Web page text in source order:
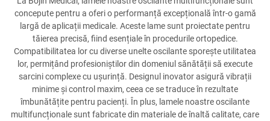
concepute pentru a oferi o performanță excepțională într-o gamă
largă de aplicații medicale. Aceste lame sunt proiectate pentru
tăierea precisă, fiind esențiale în procedurile ortopedice.
Compatibilitatea lor cu diverse unelte oscilante sporește utilitatea
lor, permițând profesioniștilor din domeniul sănătății să execute
sarcini complexe cu ușurință. Designul inovator asigură vibrații
minime și control maxim, ceea ce se traduce în rezultate
îmbunătățite pentru pacienți. În plus, lamele noastre oscilante
multifuncționale sunt fabricate din materiale de înaltă calitate, care